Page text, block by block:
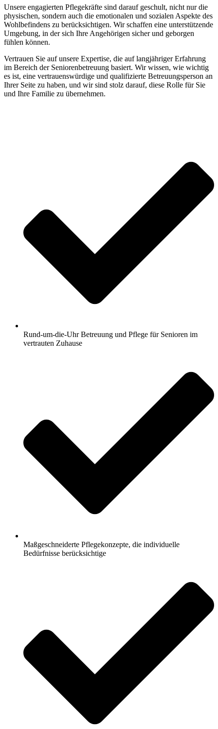
Unsere engagierten Pflegekräfte sind darauf geschult, nicht nur die
physischen, sondern auch die emotionalen und sozialen Aspekte des
Wohlbefindens zu berücksichtigen. Wir schaffen eine unterstützende
Umgebung, in der sich Ihre Angehörigen sicher und geborgen
fühlen können.
Vertrauen Sie auf unsere Expertise, die auf langjähriger Erfahrung
im Bereich der Seniorenbetreuung basiert. Wir wissen, wie wichtig
es ist, eine vertrauenswürdige und qualifizierte Betreuungsperson an
Ihrer Seite zu haben, und wir sind stolz darauf, diese Rolle für Sie
und Ihre Familie zu übernehmen.
Rund-um-die-Uhr Betreuung und Pflege für Senioren im
vertrauten Zuhause
Maßgeschneiderte Pflegekonzepte, die individuelle
Bedürfnisse berücksichtige